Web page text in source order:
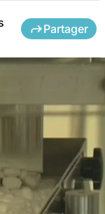
Partager